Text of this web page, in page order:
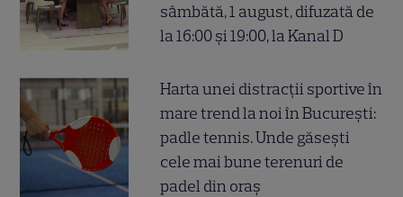
sâmbătă, 1 august, difuzată de
la 16:00 și 19:00, la Kanal D
Harta unei distracții sportive în
mare trend la noi în București:
padle tennis. Unde găsești
cele mai bune terenuri de
padel din oraș